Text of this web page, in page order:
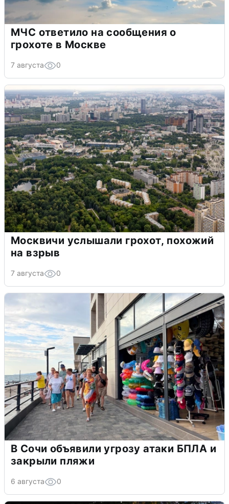
МЧС ответило на сообщения о
грохоте в Москве
7 августа 0
Москвичи услышали грохот, похожий
на взрыв
7 августа 0
В Сочи объявили угрозу атаки БПЛА и
закрыли пляжи
6 августа 0